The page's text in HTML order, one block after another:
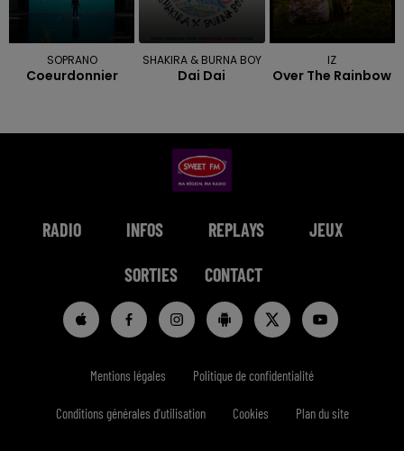
SOPRANO
Coeurdonnier
SHAKIRA & BURNA BOY
Dai Dai
IZ
Over The Rainbow
RADIO INFOS REPLAYS JEUX
SORTIES CONTACT
Mentions légales Politique de confidentialité
Conditions générales d'utilisation Cookies Plan du site